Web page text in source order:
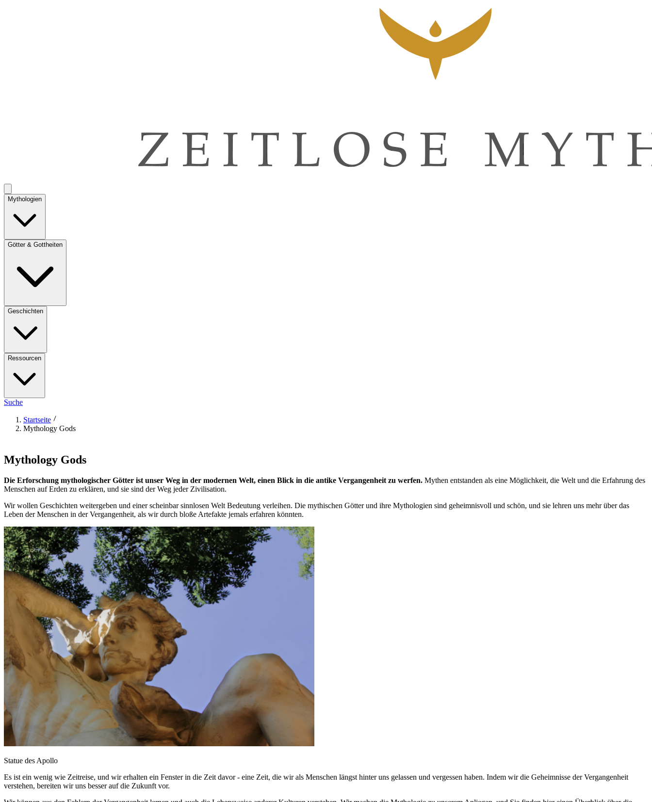
Mythologien
Götter & Gottheiten
Geschichten
Ressourcen
Suche
Startseite
Mythology Gods
Mythology Gods
Die Erforschung mythologischer Götter ist unser Weg in der modernen Welt, einen Blick in die antike Vergangenheit zu werfen. Mythen entstanden als eine Möglichkeit, die Welt und die Erfahrung des
Menschen auf Erden zu erklären, und sie sind der Weg jeder Zivilisation.
Wir wollen Geschichten weitergeben und einer scheinbar sinnlosen Welt Bedeutung verleihen. Die mythischen Götter und ihre Mythologien sind geheimnisvoll und schön, und sie lehren uns mehr über das
Leben der Menschen in der Vergangenheit, als wir durch bloße Artefakte jemals erfahren könnten.
Statue des Apollo
Es ist ein wenig wie Zeitreise, und wir erhalten ein Fenster in die Zeit davor - eine Zeit, die wir als Menschen längst hinter uns gelassen und vergessen haben. Indem wir die Geheimnisse der Vergangenheit
verstehen, bereiten wir uns besser auf die Zukunft vor.